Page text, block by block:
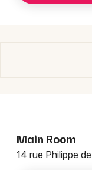
Sports
Lyon
Paris
Main Room
14 rue Philippe